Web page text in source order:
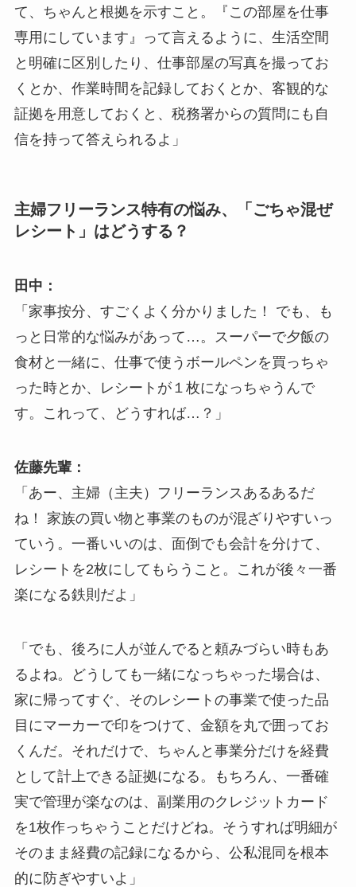
て、ちゃんと根拠を示すこと。『この部屋を仕事
専用にしています』って言えるように、生活空間
と明確に区別したり、仕事部屋の写真を撮ってお
くとか、作業時間を記録しておくとか、客観的な
証拠を用意しておくと、税務署からの質問にも自
信を持って答えられるよ」
主婦フリーランス特有の悩み、「ごちゃ混ぜ
レシート」はどうする？
田中：
「家事按分、すごくよく分かりました！ でも、も
っと日常的な悩みがあって…。スーパーで夕飯の
食材と一緒に、仕事で使うボールペンを買っちゃ
った時とか、レシートが１枚になっちゃうんで
す。これって、どうすれば…？」
佐藤先輩：
「あー、主婦（主夫）フリーランスあるあるだ
ね！ 家族の買い物と事業のものが混ざりやすいっ
ていう。一番いいのは、面倒でも会計を分けて、
レシートを2枚にしてもらうこと。これが後々一番
楽になる鉄則だよ」
「でも、後ろに人が並んでると頼みづらい時もあ
るよね。どうしても一緒になっちゃった場合は、
家に帰ってすぐ、そのレシートの事業で使った品
目にマーカーで印をつけて、金額を丸で囲ってお
くんだ。それだけで、ちゃんと事業分だけを経費
として計上できる証拠になる。もちろん、一番確
実で管理が楽なのは、副業用のクレジットカード
を1枚作っちゃうことだけどね。そうすれば明細が
そのまま経費の記録になるから、公私混同を根本
的に防ぎやすいよ」